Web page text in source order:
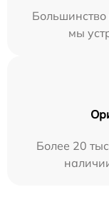
Большинство
мы
Более 20